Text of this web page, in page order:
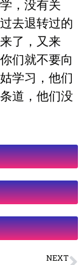
，没有关
去退转过的
了，又来
们就不要向
学习，他们
道，他们没
NEXT